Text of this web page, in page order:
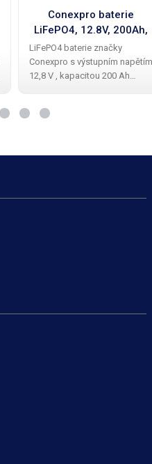
Conexpro baterie
LiFePO4, 12.8V, 200Ah,
Smart BMS, Bluetooth
LiFePO4 baterie značky
Conexpro s výstupním napětím
12,8 V , kapacitou 200 Ah
baterie, dvěmi M8 konektory